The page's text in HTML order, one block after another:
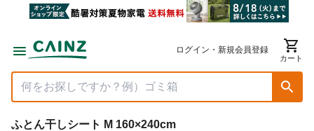
ログイン・新規会員登録
カート
ふとん干しシート M 160×240cm